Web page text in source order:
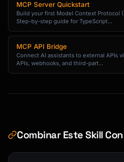
for important facts,
user wants to remember.",
  {
    category: {
      type: "string",
      description: "Category for the note
(e.g., 'project',
    title: {
note",
    },
    content: {
MCP Server Quickstart
Build your first Model Context Protocol
Step-by-step guide for TypeScript...
MCP API Bridge
Connect AI assistants to external APIs
APIs, webhooks, and third-part...
Combinar Este Skill Con